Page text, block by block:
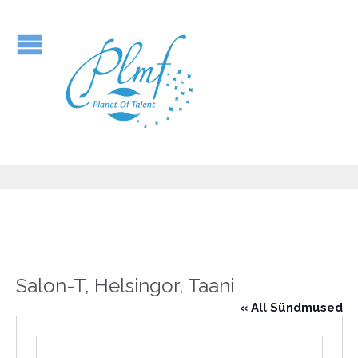
Salon-T, Helsingor, Taani
« All Sündmused